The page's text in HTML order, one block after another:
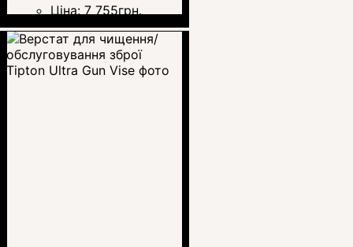
Ціна: 7 755грн.